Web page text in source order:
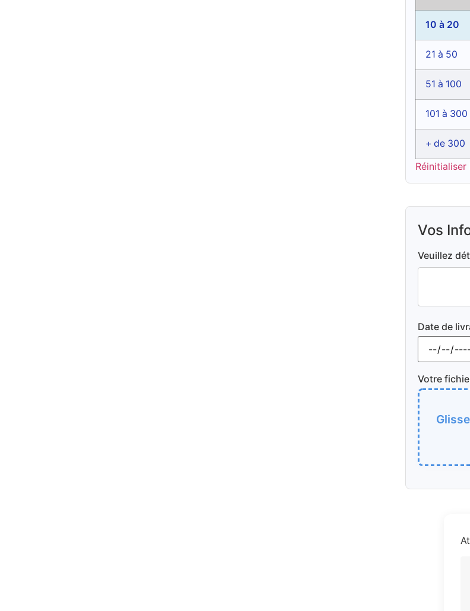
10 à 20
21 à 50
51 à 100
101 à 300
+ de 300
Vos
Veuillez
Date de
Votre